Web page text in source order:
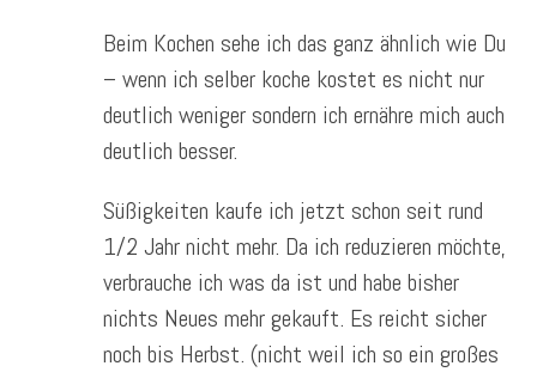
Beim Kochen sehe ich das ganz ähnlich wie Du
– wenn ich selber koche kostet es nicht nur
deutlich weniger sondern ich ernähre mich auch
deutlich besser.
Süßigkeiten kaufe ich jetzt schon seit rund
1/2 Jahr nicht mehr. Da ich reduzieren möchte,
verbrauche ich was da ist und habe bisher
nichts Neues mehr gekauft. Es reicht sicher
noch bis Herbst. (nicht weil ich so ein großes